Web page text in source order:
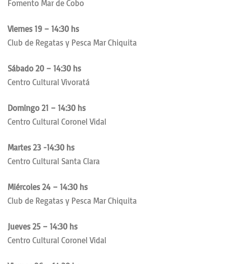
Fomento Mar de Cobo
Viernes 19 – 14:30 hs
Club de Regatas y Pesca Mar Chiquita
Sábado 20 – 14:30 hs
Centro Cultural Vivoratá
Domingo 21 – 14:30 hs
Centro Cultural Coronel Vidal
Martes 23 -14:30 hs
Centro Cultural Santa Clara
Miércoles 24 – 14:30 hs
Club de Regatas y Pesca Mar Chiquita
Jueves 25 – 14:30 hs
Centro Cultural Coronel Vidal